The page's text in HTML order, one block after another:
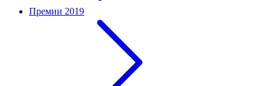
Премии 2019